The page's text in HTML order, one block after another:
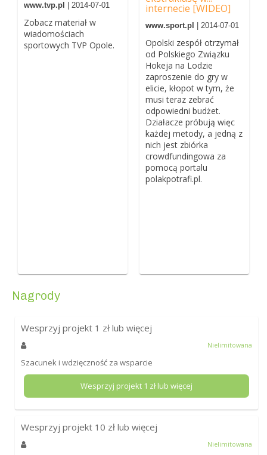
www.tvp.pl | 2014-07-01
Zobacz materiał w
wiadomościach
sportowych TVP Opole.
internecie [WIDEO]
www.sport.pl | 2014-07-01
Opolski zespół otrzymał
od Polskiego Związku
Hokeja na Lodzie
zaproszenie do gry w
elicie, kłopot w tym, że
musi teraz zebrać
odpowiedni budżet.
Działacze próbują więc
każdej metody, a jedną z
nich jest zbiórka
crowdfundingowa za
pomocą portalu
polakpotrafi.pl.
Nagrody
Wesprzyj projekt 1 zł lub więcej
Nielimitowana
Szacunek i wdzięczność za wsparcie
Wesprzyj projekt 1 zł lub więcej
Wesprzyj projekt 10 zł lub więcej
Nielimitowana